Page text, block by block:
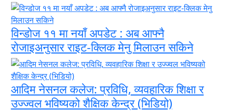
विन्डोज ११ मा नयाँ अपडेट : अब आफ्नै
रोजाइअनुसार राइट-क्लिक मेनु मिलाउन सकिने
आदिम नेसनल कलेज: प्रविधि, व्यवहारिक शिक्षा र
उज्ज्वल भविष्यको शैक्षिक केन्द्र (भिडियो)